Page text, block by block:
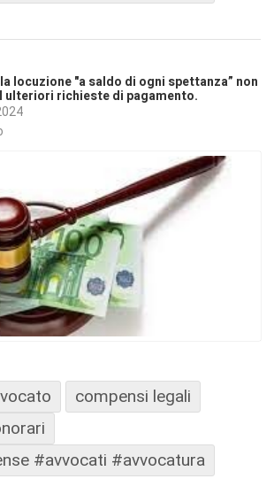
locuzione "a saldo di ogni spettanza” non
ulteriori richieste di pagamento.
compensi legali
#avvocati #avvocatura